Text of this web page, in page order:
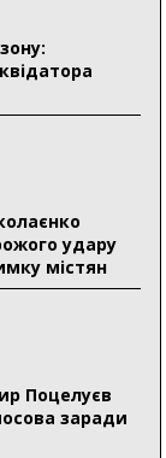
на
фонд
на зиму
удару
містян
Поцелуєв
заради